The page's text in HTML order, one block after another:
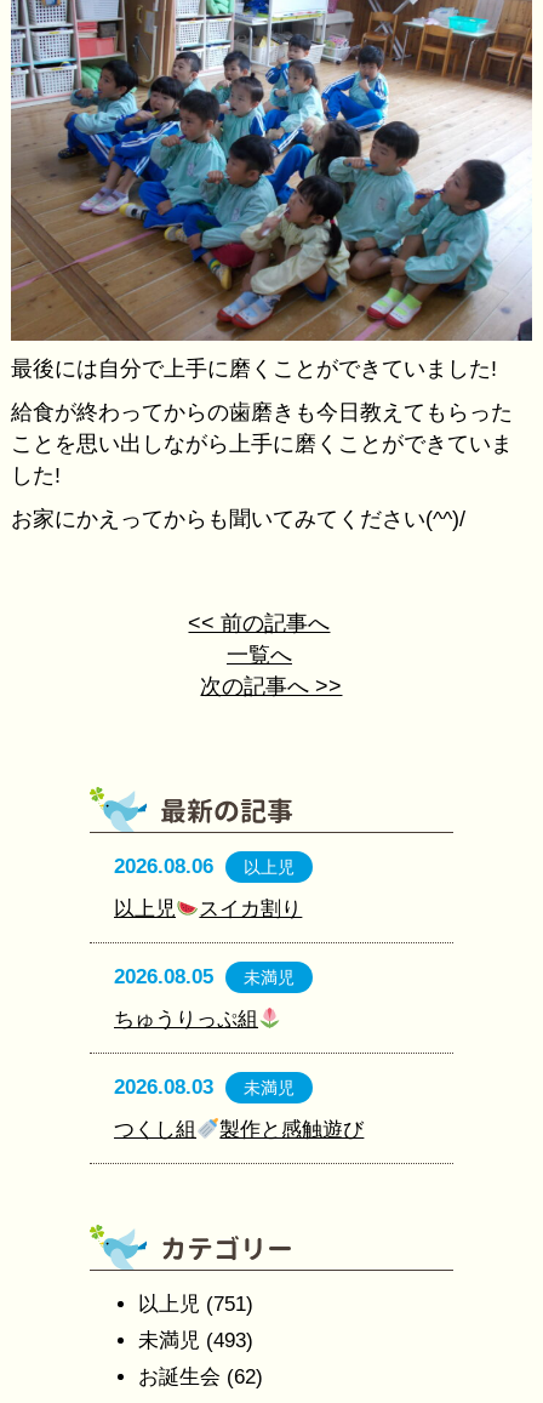
最後には自分で上手に磨くことができていました!
給食が終わってからの歯磨きも今日教えてもらった
ことを思い出しながら上手に磨くことができていま
した!
お家にかえってからも聞いてみてください(^^)/
<< 前の記事へ
一覧へ
次の記事へ >>
2026.08.06 以上児
以上児 スイカ割り
2026.08.05 未満児
ちゅうりっぷ組
2026.08.03 未満児
つくし組 製作と感触遊び
以上児 (751)
未満児 (493)
お誕生会 (62)